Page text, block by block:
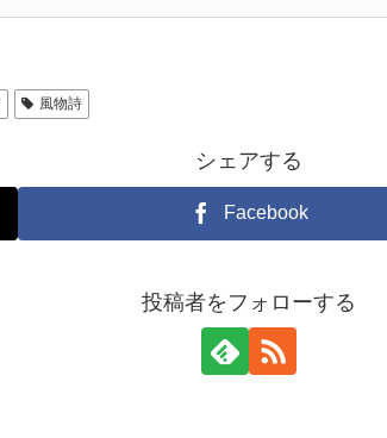
風物詩
シェアする
Facebook
投稿者をフォローする